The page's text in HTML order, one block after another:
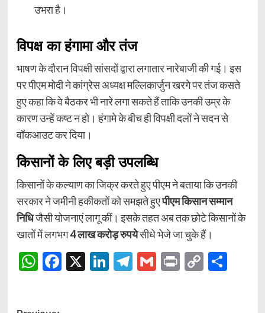
उभरा है।
विपक्ष का हंगामा और तंज
भाषण के दौरान विपक्षी सांसदों द्वारा लगातार नारेबाजी की गई। इस
पर पीएम मोदी ने कांग्रेस अध्यक्ष मल्लिकार्जुन खरगे पर तंज कसते
हुए कहा कि वे बैठकर भी नारे लगा सकते हैं ताकि उनकी उम्र के
कारण उन्हें कष्ट न हो। हंगामे के बीच ही विपक्षी दलों ने सदन से
वॉकआउट कर दिया।
किसानों के लिए बड़ी उपलब्धि
किसानों के कल्याण का जिक्र करते हुए पीएम ने बताया कि उनकी
सरकार ने जमीनी हकीकतों को समझते हुएपीएम किसान सम्मान
निधिजैसी योजनाएं लागू कीं। इसके तहत अब तक छोटे किसानों के
खातों में लगभग4 लाख करोड़ रुपयेसीधे भेजे जा चुके हैं।
WhatsApp
Facebook
X LinkedIn
Telegram
Gmail
Print
Copy